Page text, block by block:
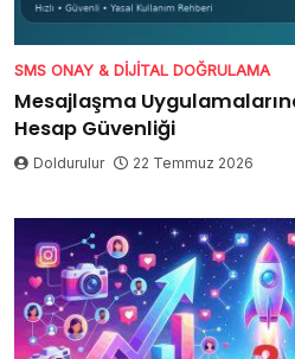
SMS ONAY & DIJITAL DOĞRULAMA
Mesajlaşma
Hesap Güvenliği
Doldurulur 22 Temmuz 2026